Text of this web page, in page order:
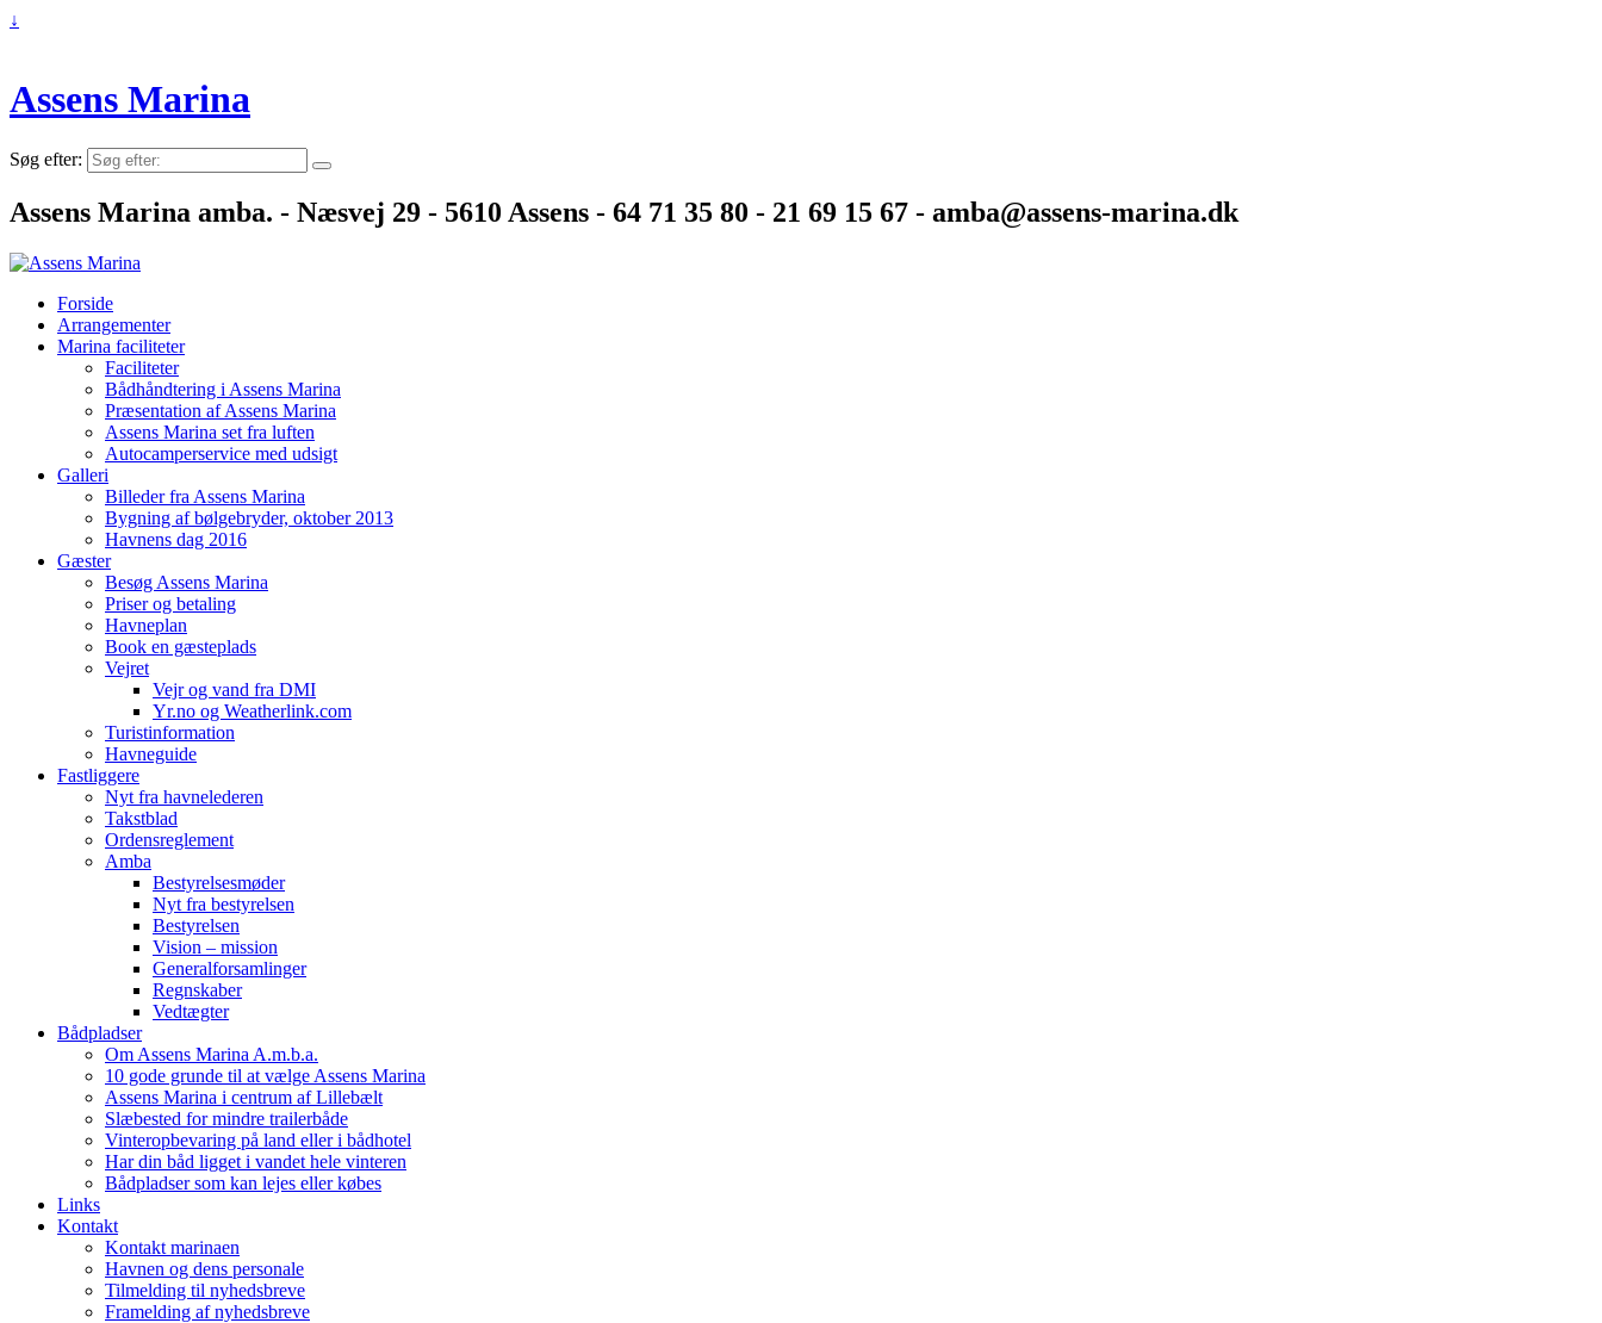
↓
Assens Marina
Søg efter:
Assens Marina amba. - Næsvej 29 - 5610 Assens - 64 71 35 80 - 21 69 15 67 - amba@assens-marina.dk
Forside
Arrangementer
Marina faciliteter
Faciliteter
Bådhåndtering i Assens Marina
Præsentation af Assens Marina
Assens Marina set fra luften
Autocamperservice med udsigt
Galleri
Billeder fra Assens Marina
Bygning af bølgebryder, oktober 2013
Havnens dag 2016
Gæster
Besøg Assens Marina
Priser og betaling
Havneplan
Book en gæsteplads
Vejret
Vejr og vand fra DMI
Yr.no og Weatherlink.com
Turistinformation
Havneguide
Fastliggere
Nyt fra havnelederen
Takstblad
Ordensreglement
Amba
Bestyrelsesmøder
Nyt fra bestyrelsen
Bestyrelsen
Vision – mission
Generalforsamlinger
Regnskaber
Vedtægter
Bådpladser
Om Assens Marina A.m.b.a.
10 gode grunde til at vælge Assens Marina
Assens Marina i centrum af Lillebælt
Slæbested for mindre trailerbåde
Vinteropbevaring på land eller i bådhotel
Har din båd ligget i vandet hele vinteren
Bådpladser som kan lejes eller købes
Links
Kontakt
Kontakt marinaen
Havnen og dens personale
Tilmelding til nyhedsbreve
Framelding af nyhedsbreve